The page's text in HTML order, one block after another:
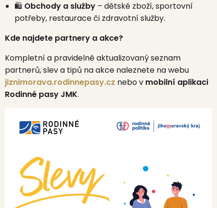
🛍️ Obchody a služby – dětské zboží, sportovní
potřeby, restaurace či zdravotní služby.
Kde najdete partnery a akce?
Kompletní a pravidelně aktualizovaný seznam
partnerů, slev a tipů na akce naleznete na webu
jiznimorava.rodinnepasy.cz nebo v mobilní aplikaci
Rodinné pasy JMK.